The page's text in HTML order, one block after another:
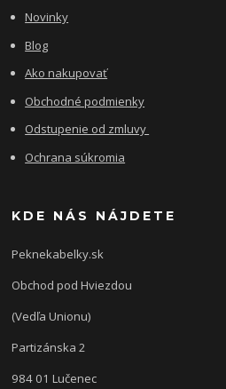
Novinky
Blog
Ako nakupovať
Obchodné podmienky
Odstupenie od zmluvy
Ochrana súkromia
KDE NÁS NÁJDETE
Peknekabelky.sk
Obchod pod Hviezdou
(Vedľa Unionu)
Partizánska 2
984 01 Lučenec